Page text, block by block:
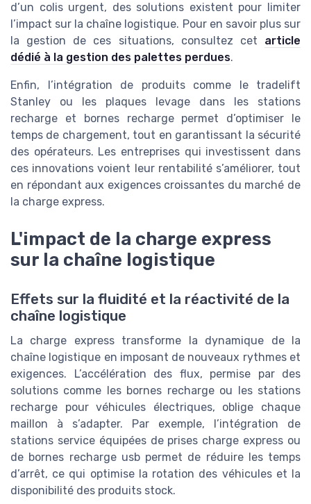
d’un colis urgent, des solutions existent pour limiter
l’impact sur la chaîne logistique. Pour en savoir plus sur
la gestion de ces situations, consultez cet article
dédié à la gestion des palettes perdues.
Enfin, l’intégration de produits comme le tradelift
Stanley ou les plaques levage dans les stations
recharge et bornes recharge permet d’optimiser le
temps de chargement, tout en garantissant la sécurité
des opérateurs. Les entreprises qui investissent dans
ces innovations voient leur rentabilité s’améliorer, tout
en répondant aux exigences croissantes du marché de
la charge express.
L'impact de la charge express
sur la chaîne logistique
Effets sur la fluidité et la réactivité de la
chaîne logistique
La charge express transforme la dynamique de la
chaîne logistique en imposant de nouveaux rythmes et
exigences. L’accélération des flux, permise par des
solutions comme les bornes recharge ou les stations
recharge pour véhicules électriques, oblige chaque
maillon à s’adapter. Par exemple, l’intégration de
stations service équipées de prises charge express ou
de bornes recharge usb permet de réduire les temps
d’arrêt, ce qui optimise la rotation des véhicules et la
disponibilité des produits stock.